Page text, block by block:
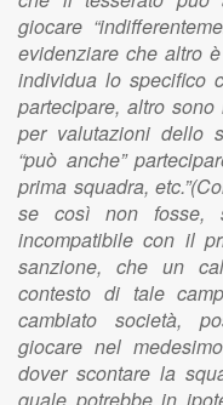
giocare
evidenziare che altro
individua lo specifico
partecipare, altro
per valutazioni dello
“può anche”
prima squadra,
se così non fosse,
incompatibile con il
sanzione, che un
contesto di tale
cambiato società,
giocare nel
dover scontare la